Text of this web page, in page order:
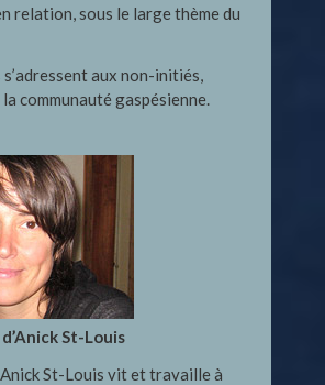
relation, sous le large thème du
aux non-initiés,
la communauté gaspésienne.
St-Louis
St-Louis vit et travaille à